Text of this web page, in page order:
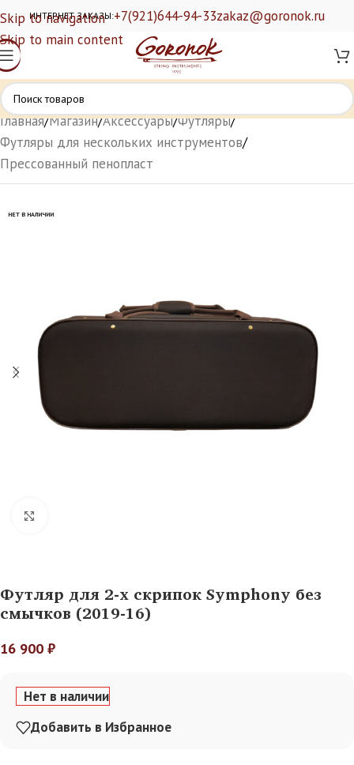
Skip to navigation
Skip to main content
ИНТЕРНЕТ ЗАКАЗЫ:+7(921)644-94-33zakaz@goronok.ru
Главная/Магазин/Аксессуары/Футляры/
Футляры для нескольких инструментов/
Прессованный пенопласт
НЕТ В НАЛИЧИИ
Футляр для 2-х скрипок Symphony без
смычков (2019-16)
16 900 ₽
Нет в наличии
Добавить в Избранное